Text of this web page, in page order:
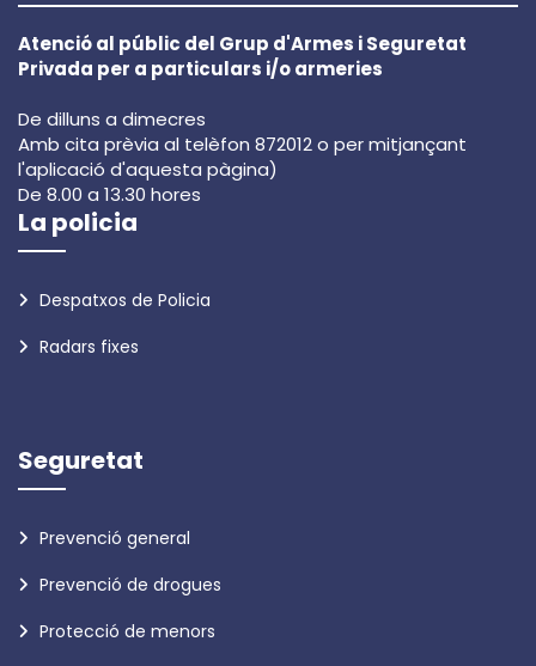
Atenció al públic del Grup d'Armes i Seguretat
Privada per a particulars i/o armeries
De dilluns a dimecres
Amb cita prèvia al telèfon 872012 o per mitjançant
l'aplicació d'aquesta pàgina)
De 8.00 a 13.30 hores
La policia
Despatxos de Policia
Radars fixes
Seguretat
Prevenció general
Prevenció de drogues
Protecció de menors